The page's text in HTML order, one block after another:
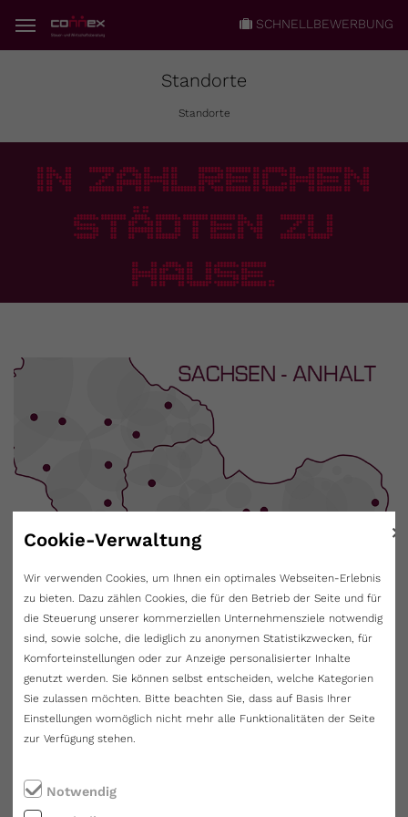
SCHNELLBEWERBUNG
Standorte
Standorte
IN ZAHLREICHEN
STÄDTEN ZU
HAUSE.
So vielfältig wie unsere MitarbeiterInnen sind auch unsere
Standorte. Finden Sie Ihren Traumjob in einer unserer rund 22
Niederlassungen in Sachsen und Sachsen-Anhalt. Mit diesen
sind wir immer in der Nähe unserer Mandanten und profitieren
ExpertInnen. Werden Sie Teil unseres Teams!
Cookie-Verwaltung ×
Wir verwenden Cookies, um Ihnen ein optimales Webseiten-Erlebnis
zu bieten. Dazu zählen Cookies, die für den Betrieb der Seite und für
die Steuerung unserer kommerziellen Unternehmensziele notwendig
sind, sowie solche, die lediglich zu anonymen Statistikzwecken, für
Komforteinstellungen oder zur Anzeige personalisierter Inhalte
genutzt werden. Sie können selbst entscheiden, welche Kategorien
Sie zulassen möchten. Bitte beachten Sie, dass auf Basis Ihrer
Einstellungen womöglich nicht mehr alle Funktionalitäten der Seite
zur Verfügung stehen.
Notwendig